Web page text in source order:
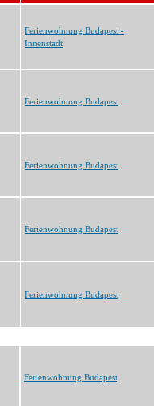
Ferienwohnung Budapest -
Innenstadt
Ferienwohnung Budapest
Ferienwohnung Budapest
Ferienwohnung Budapest
Ferienwohnung Budapest
Ferienwohnung Budapest